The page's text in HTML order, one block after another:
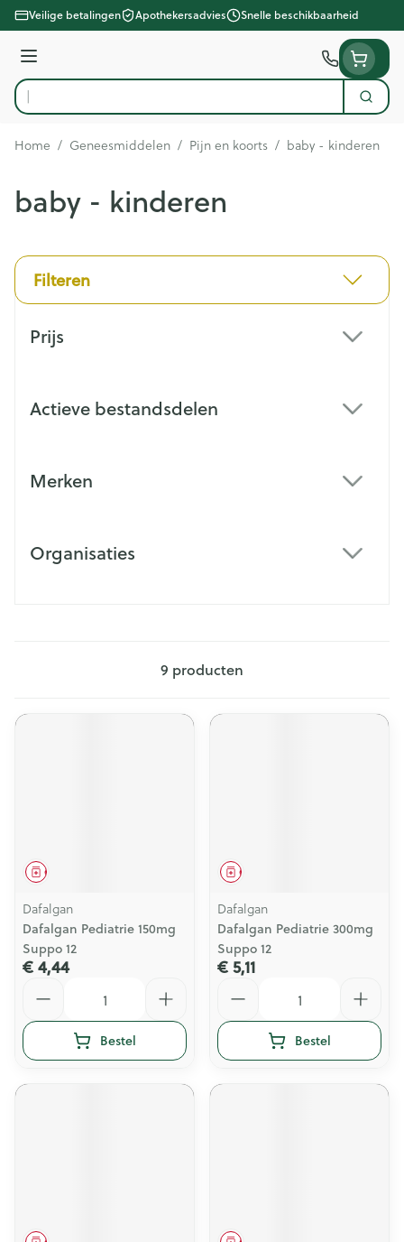
Ga naar de inhoud
Veilige betalingen Apothekersadvies Snelle beschikbaarheid
Menu
Product, merk, categorie...
Zoek
Home / Geneesmiddelen / Pijn en koorts / baby - kinderen
baby - kinderen
Filteren
Prijs
Actieve bestandsdelen
Merken
Organisaties
9 producten
Geneesmiddel
Dafalgan
Dafalgan Pediatrie 150mg
Suppo 12
€ 4,44
Bestel
Geneesmiddel
Dafalgan
Dafalgan Pediatrie 300mg
Suppo 12
€ 5,11
Bestel